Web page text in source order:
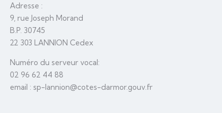
Adresse :
9, rue Joseph Morand
B.P. 30745
22 303 LANNION Cedex
Numéro du serveur vocal:
02 96 62 44 88
email : sp-lannion@cotes-darmor.gouv.fr